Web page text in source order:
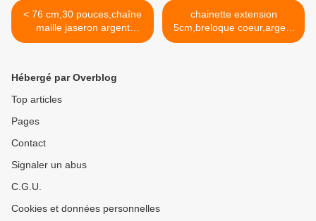
kawaii,boheme victorien
edouardien,ateliers du fait mains
< 76 cm,30 pouces,chaîne
maille jaseron argent
925,fermoir
femme homme,gothique
boho,pendentif
contemporain mode,cadeau
chainette extension
5cm,breloque coeur,argent
poinçon 925
Hébergé par Overblog
Top articles
Pages
Contact
Signaler un abus
C.G.U.
Cookies et données personnelles